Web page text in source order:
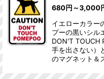
680円 ～3,000
イエローカラー
プーの黒いシル
DON'T TOUCH
手を出さない）
のマグネット＆